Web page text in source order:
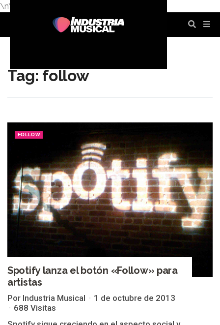
\n\n
Tag: follow
FOLLOW
Spotify lanza el botón «Follow» para
artistas
Por Industria Musical
1 de octubre de 2013
688 Visitas